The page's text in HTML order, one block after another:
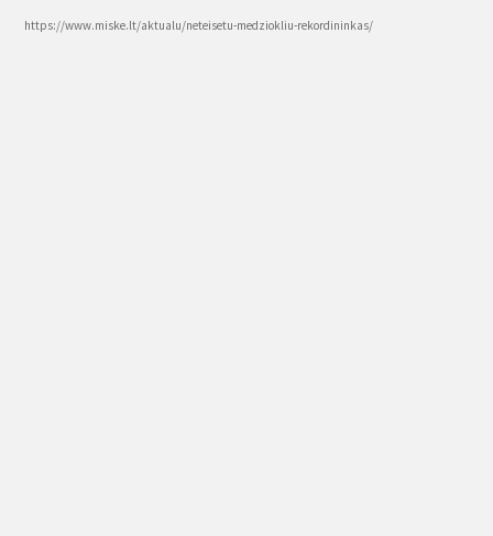
https://www.miske.lt/aktualu/neteisetu-medziokliu-rekordininkas/